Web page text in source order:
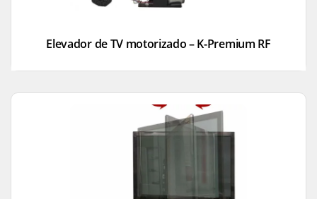
Elevador de TV motorizado – K-Premium RF